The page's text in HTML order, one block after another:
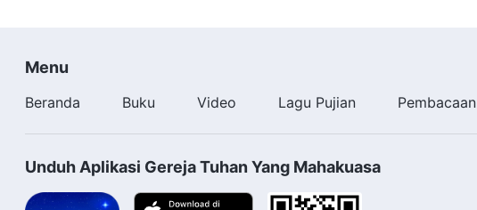
Menu
Beranda Buku Video Lagu Pujian Pembacaan
Unduh Aplikasi Gereja Tuhan Yang Mahakuasa